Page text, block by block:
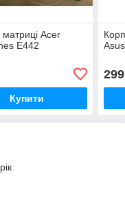
Acer
E442
Купити
299